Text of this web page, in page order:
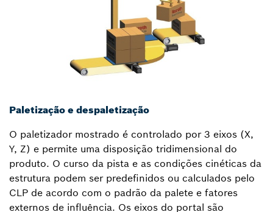
Paletização e despaletização
O paletizador mostrado é controlado por 3 eixos (X,
Y, Z) e permite uma disposição tridimensional do
produto. O curso da pista e as condições cinéticas da
estrutura podem ser predefinidos ou calculados pelo
CLP de acordo com o padrão da palete e fatores
externos de influência. Os eixos do portal são